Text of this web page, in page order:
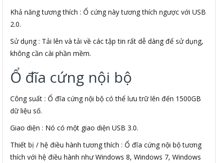
Khả năng tương thích : Ổ cứng này tương thích ngược với USB
2.0.
Sử dụng : Tải lên và tải về các tập tin rất dễ dàng để sử dụng,
không cần cài phần mềm.
Ổ đĩa cứng nội bộ
Công suất : Ổ đĩa cứng nội bộ có thể lưu trữ lên đến 1500GB
dữ liệu số.
Giao diện : Nó có một giao diện USB 3.0.
Thiết bị / hệ điều hành tương thích : Ổ đĩa cứng nội bộ tương
thích với hệ điều hành như Windows 8, Windows 7, Windows